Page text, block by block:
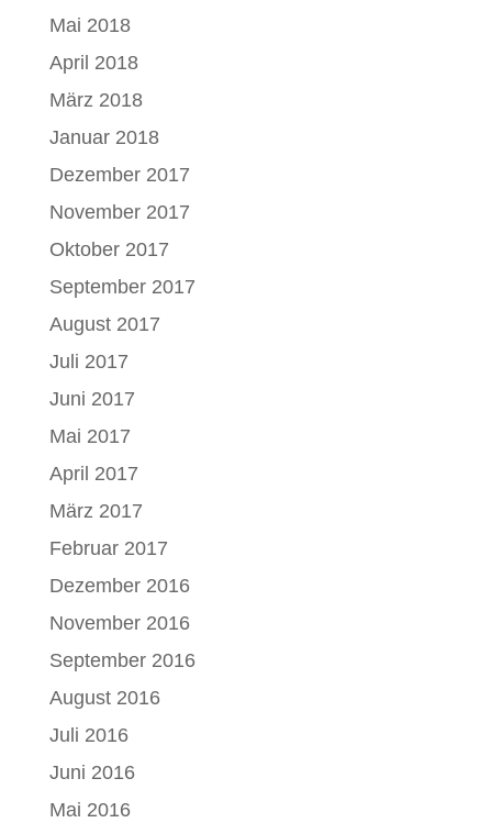
Mai 2018
April 2018
März 2018
Januar 2018
Dezember 2017
November 2017
Oktober 2017
September 2017
August 2017
Juli 2017
Juni 2017
Mai 2017
April 2017
März 2017
Februar 2017
Dezember 2016
November 2016
September 2016
August 2016
Juli 2016
Juni 2016
Mai 2016